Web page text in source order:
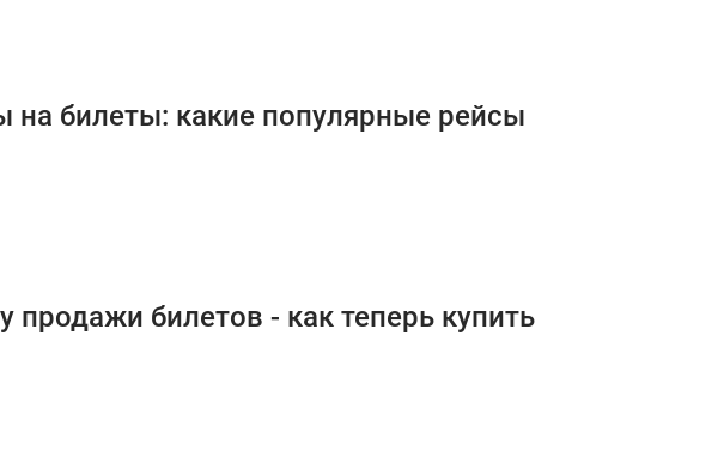
билеты: какие популярные рейсы
билетов - как теперь купить